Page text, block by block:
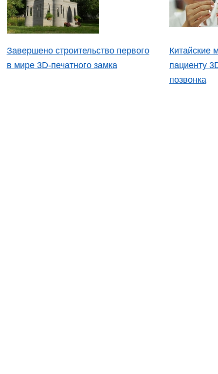
Завершено строительство первого
в мире 3D-печатного замка
Китайские
пациенту
позвонка